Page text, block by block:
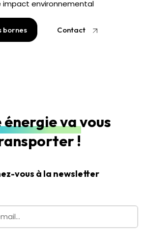
impact environnemental
bornes Contact
va vous
!
vous à la newsletter